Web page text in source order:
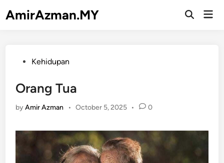
toAmirAzman.MY
Open
PostedKehidupan
Orang Tua
byAmir Azman • October 5, 2025 • 0